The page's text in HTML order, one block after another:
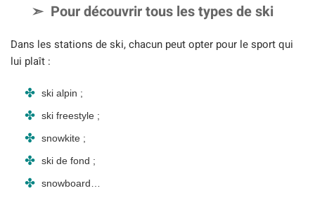
Pour découvrir tous les types de ski
Dans les stations de ski, chacun peut opter pour le sport qui
lui plaît :
ski alpin ;
ski freestyle ;
snowkite ;
ski de fond ;
snowboard…